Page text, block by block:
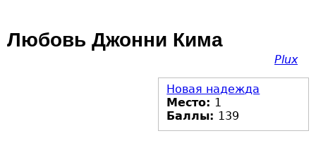
Любовь Джонни Кима
Plux
Новая надежда
Место: 1
Баллы: 139